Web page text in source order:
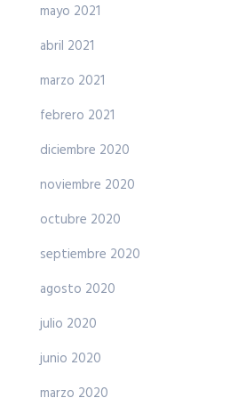
mayo 2021
abril 2021
marzo 2021
febrero 2021
diciembre 2020
noviembre 2020
octubre 2020
septiembre 2020
agosto 2020
julio 2020
junio 2020
marzo 2020